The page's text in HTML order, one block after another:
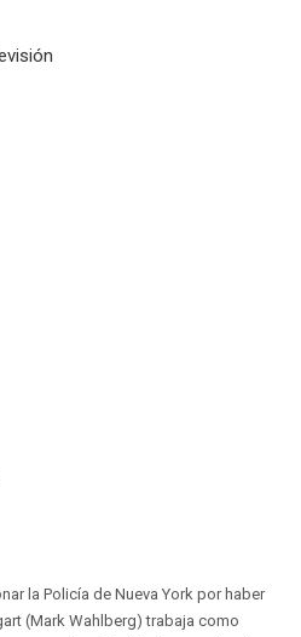
la Policía de Nueva York por haber
(Mark Wahlberg) trabaja como